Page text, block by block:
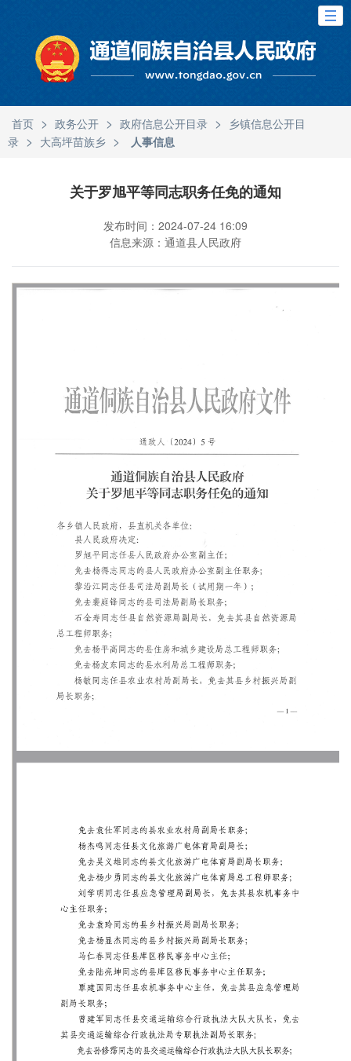
首页 > 政务公开 > 政府信息公开目录 >
乡镇信息公开目
录 > 大高坪苗族乡 > 人事信息
关于罗旭平等同志职务任免的通知
发布时间：2024-07-24 16:09
信息来源：通道县人民政府